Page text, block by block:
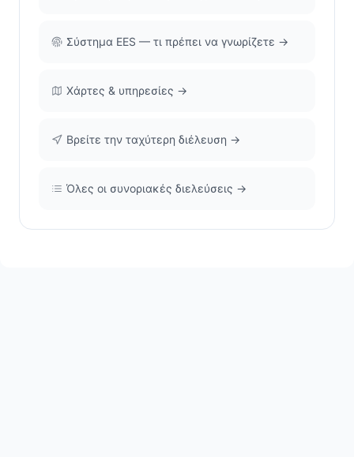
Σύστημα EES — τι πρέπει να γνωρίζετε →
Χάρτες & υπηρεσίες →
Βρείτε την ταχύτερη διέλευση →
Όλες οι συνοριακές διελεύσεις →